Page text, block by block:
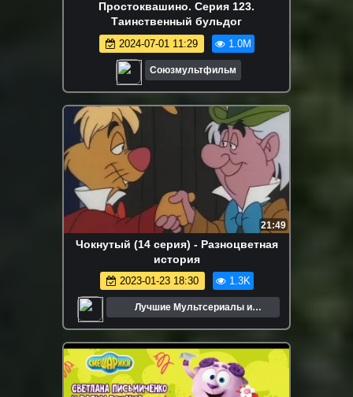
Простоквашино. Серия 123.
Таинственный бульдог
2024-07-01 11:29 1.0M
Союзмультфильм
21:49
Чокнутый (14 серия) - Разноцветная
история
2023-01-23 18:30 1.3K
Лучшие Мультсериалы и